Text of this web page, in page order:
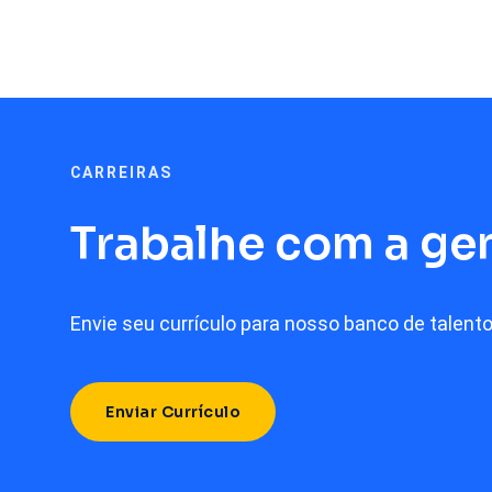
CARREIRAS
Trabalhe com a
Envie seu currículo para nosso banco de
Enviar Currículo